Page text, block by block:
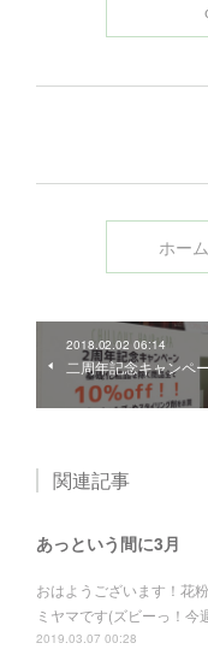
ホー
2018.02.02 06:14
二周年記念キャンペ
関連記事
あっという間に3月
おはようございます！花
ミヤマです(ズビーっ！今
2019.03.07 00:28